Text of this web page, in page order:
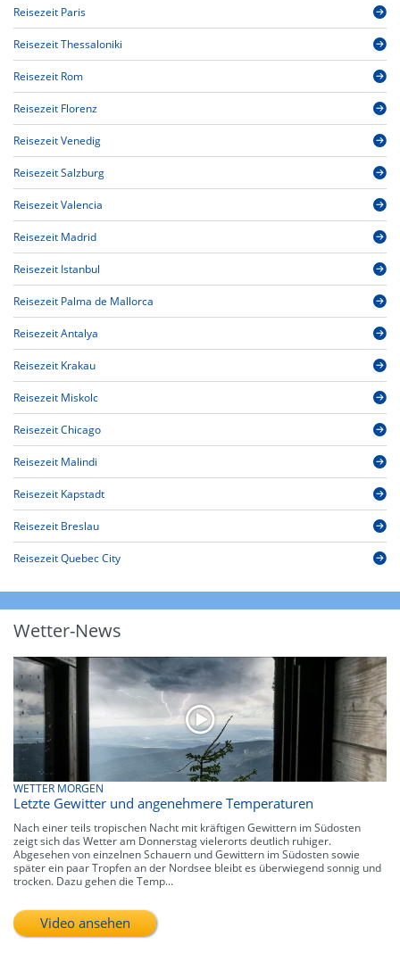
Reisezeit Paris
Reisezeit Thessaloniki
Reisezeit Rom
Reisezeit Florenz
Reisezeit Venedig
Reisezeit Salzburg
Reisezeit Valencia
Reisezeit Madrid
Reisezeit Istanbul
Reisezeit Palma de Mallorca
Reisezeit Antalya
Reisezeit Krakau
Reisezeit Miskolc
Reisezeit Chicago
Reisezeit Malindi
Reisezeit Kapstadt
Reisezeit Breslau
Reisezeit Quebec City
Wetter-News
WETTER MORGEN
Letzte Gewitter und angenehmere Temperaturen
Nach einer teils tropischen Nacht mit kräftigen Gewittern im Südosten
zeigt sich das Wetter am Donnerstag vielerorts deutlich ruhiger.
Abgesehen von einzelnen Schauern und Gewittern im Südosten sowie
später ein paar Tropfen an der Nordsee bleibt es überwiegend sonnig und
trocken. Dazu gehen die Temp...
Video ansehen